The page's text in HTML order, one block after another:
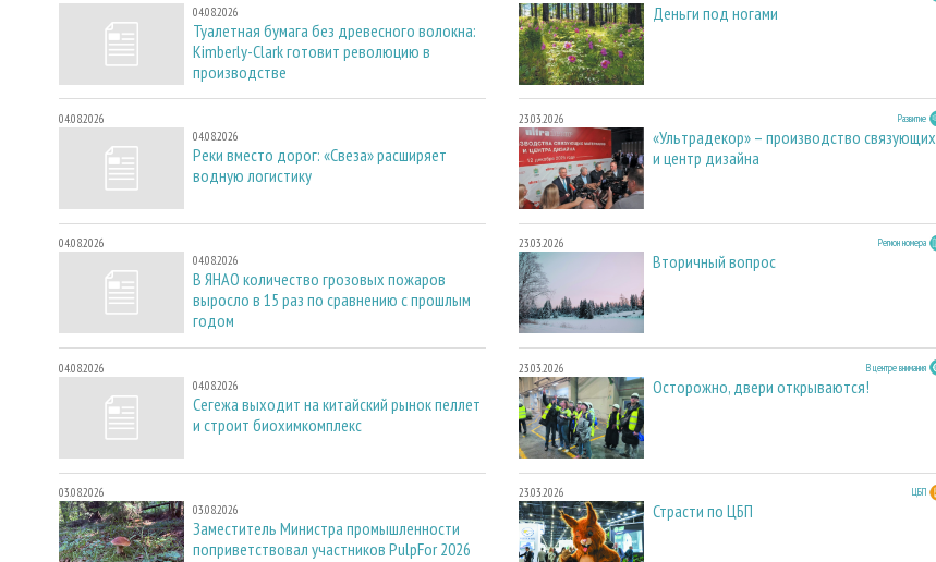
04.08.2026
Туалетная бумага без древесного волокна:
Kimberly-Clark готовит революцию в
производстве
04.08.2026
04.08.2026
Реки вместо дорог: «Свеза» расширяет
водную логистику
04.08.2026
04.08.2026
В ЯНАО количество грозовых пожаров
выросло в 15 раз по сравнению с прошлым
годом
04.08.2026
04.08.2026
Сегежа выходит на китайский рынок пеллет
и строит биохимкомплекс
03.08.2026
03.08.2026
Заместитель Министра промышленности
поприветствовал участников PulpFor 2026
Деньги под ногами
23.03.2026 Развитие
«Ультрадекор» – производство связующих
и центр дизайна
23.03.2026 Регион номера
Вторичный вопрос
23.03.2026 В центре внимания
Осторожно, двери открываются!
23.03.2026 ЦБП
Страсти по ЦБП